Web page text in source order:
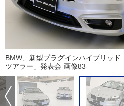
BMW、新型プラグインハイブリッ
ツアラー」発表会 画像83